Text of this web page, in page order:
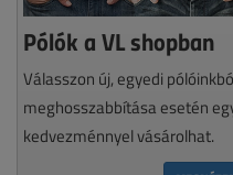
Pólók a VL shopban
Válasszon új, egyedi
meghosszabbítása esetén
kedvezménnyel vásárolhat.